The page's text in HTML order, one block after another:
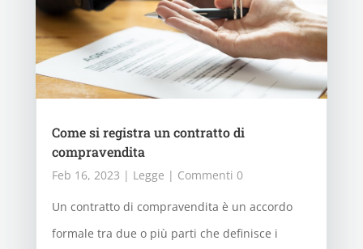
Come si registra un contratto di
compravendita
Feb 16, 2023 | Legge | Commenti 0
Un contratto di compravendita è un accordo
formale tra due o più parti che definisce i